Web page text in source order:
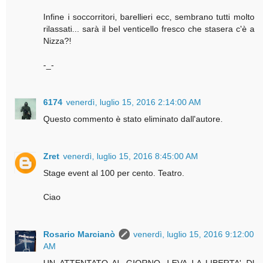
Infine i soccorritori, barellieri ecc, sembrano tutti molto
rilassati... sarà il bel venticello fresco che stasera c'è a
Nizza?!
-_-
6174 venerdì, luglio 15, 2016 2:14:00 AM
Questo commento è stato eliminato dall'autore.
Zret venerdì, luglio 15, 2016 8:45:00 AM
Stage event al 100 per cento. Teatro.
Ciao
Rosario Marcianò
venerdì, luglio 15, 2016 9:12:00
AM